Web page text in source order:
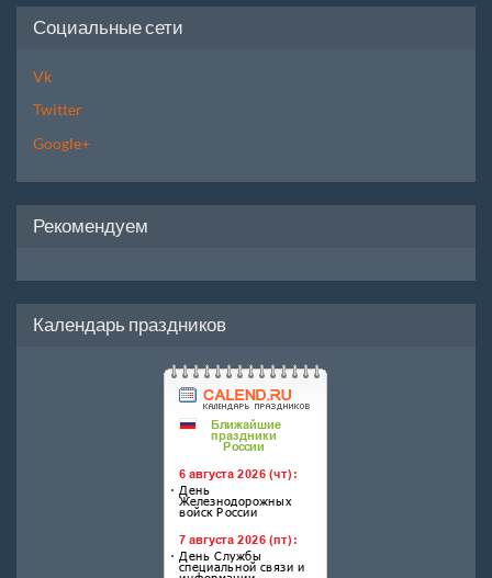
Социальные сети
Vk
Twitter
Google+
Рекомендуем
Календарь праздников